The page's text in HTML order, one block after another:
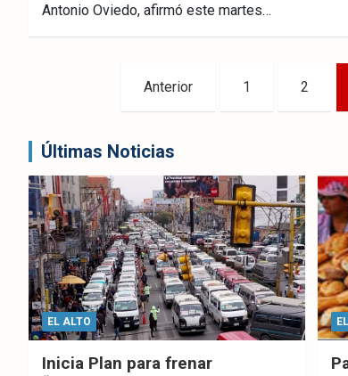
ebo er
sAp
Antonio Oviedo, afirmó este martes…
Paginación
entradas
Anterior 1 2
Últimas Noticias
EL ALTO
Inicia Plan para frenar